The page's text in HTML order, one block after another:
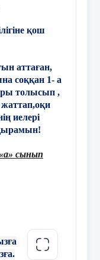
қош
аттаған,
соққан 1- а
толысып ,
жаттап,оқи
иелері
«а» сынып